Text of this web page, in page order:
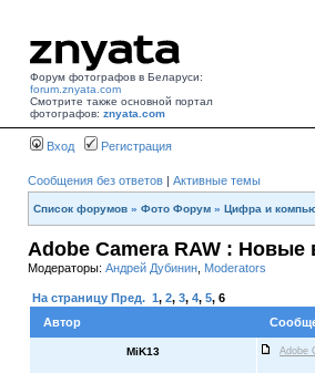
Форум фотографов в Беларуси:
forum.znyata.com
Смотрите также основной портал
фотографов: znyata.com
Вход Регистрация
Сообщения без ответов | Активные темы
Список форумов » Фото Форум » Цифра и
Adobe Camera RAW :
Модераторы: Андрей Дубинин Moderators
На страницу Пред. 1, 2, 3, 4, 5, 6
Автор
MiK13 Adobe